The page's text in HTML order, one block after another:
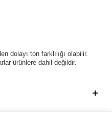
dolayı ton farklılığı olabilir.
ürünlere dahil değildir.